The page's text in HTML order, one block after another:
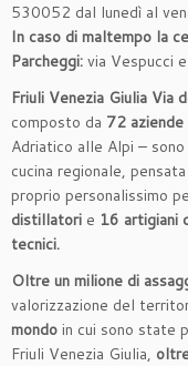
530052 dal lunedì al
In caso di maltempo la
Parcheggi: via Vespucci
Friuli Venezia Giulia Via
composto da 72
Adriatico alle Alpi –
cucina regionale,
proprio personalissimo
distillatori e 16 artigiani
tecnici.
Oltre un milione di
valorizzazione del
mondo in cui sono state
Friuli Venezia Giulia,